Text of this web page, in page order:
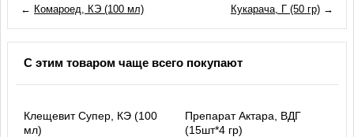
← Комароед, КЭ (100 мл) Кукарача, Г (50 гр)→
С этим товаром чаще всего покупают
Клещевит Супер, КЭ (100
мл)
Препарат Актара, ВДГ
(15шт*4 гр)